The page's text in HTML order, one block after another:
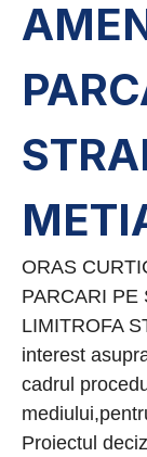
ORAS
PARCARI PE
LIMITROFA
interest
cadrul
Proiectul